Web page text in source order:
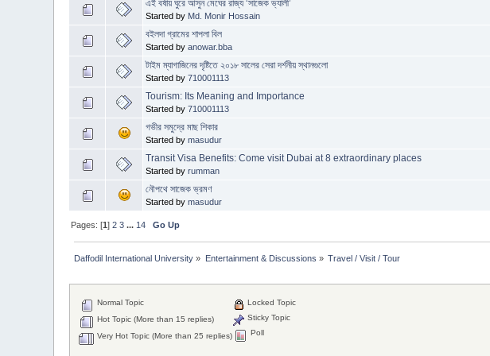
এই বর্ষায় ঘুরে আসুন মেঘের রাজ্য ‘সাজেক ভ্যালী’
Started by Md. Monir Hossain
বইলদা গ্রামের শাপলা বিল
Started byanowar.bba
টাইম ম্যাগাজিনের দৃষ্টিতে ২০১৮ সালের সেরা দর্শনীয় স্থানগুলো
Started by710001113
Tourism: Its Meaning and Importance
Started by710001113
গভীর সমুদ্রে মাছ শিকার
Started bymasudur
Transit Visa Benefits: Come visit Dubai at 8 extraordinary places
Started byrumman
নৌপথে সাজেক ভ্রমণ
Started bymasudur
Pages: [1]2 3 ... 14 Go Up
Daffodil International University » Entertainment & Discussions » Travel / Visit / Tour
Normal Topic
Hot Topic (More than 15 replies)
Very Hot Topic (More than 25 replies)
Locked Topic
Sticky Topic
Poll